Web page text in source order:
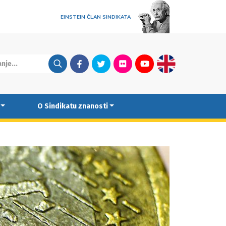
EINSTEIN ČLAN SINDIKATA
FacebookTwitterFlickrYoutubeEnglish
O Sindikatu znanosti